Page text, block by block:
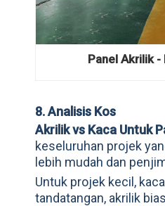
Panel Akrilik -
8. Analisis Kos
Akrilik vs Kaca Untuk
keseluruhan projek
lebih mudah dan
Untuk projek kecil,
tandatangan, akrilik